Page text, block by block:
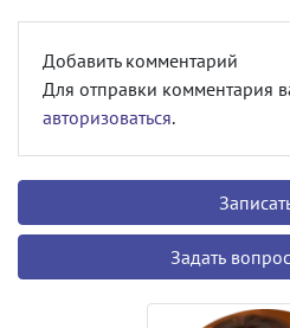
Добавить комментарий
Для отправки комментария
авторизоваться.
Задать